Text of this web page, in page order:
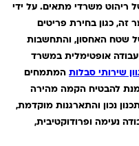
ריהוט משרדי מתאים. על ידי
זה, כגון בחירת פריטים
שטח האחסון, והתחשבות
עבודה אופטימלית במשרד
שירותי סבלות המתמחים
להבטיח הקמה מהירה
נכון והתארגנות מוקדמת,
נעימה ופרודוקטיבית,